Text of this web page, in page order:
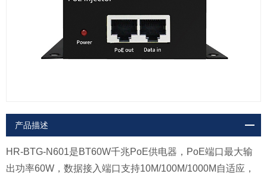
产品描述
HR-BTG-N601是BT60W千兆PoE供电器， PoE端口最大输
出功率60W，数据接入端口支持10M/100M/1000M自适应，